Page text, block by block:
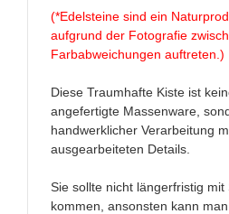
(*Edelsteine sind ein
aufgrund der Fotografie
Farbabweichungen auftreten.)
Diese Traumhafte Kiste ist
angefertigte Massenware,
handwerklicher Verarbeitung
ausgearbeiteten Details.
Sie sollte nicht längerfristig mit
kommen, ansonsten kann